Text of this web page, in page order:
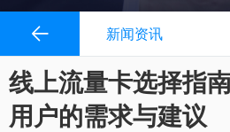
新闻资讯
线上流量卡选择指
用户的需求与建议